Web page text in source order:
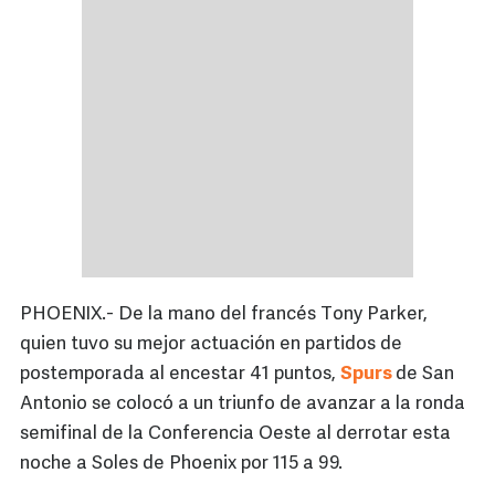
PHOENIX.- De la mano del francés Tony Parker,
quien tuvo su mejor actuación en partidos de
postemporada al encestar 41 puntos, Spurs de San
Antonio se colocó a un triunfo de avanzar a la ronda
semifinal de la Conferencia Oeste al derrotar esta
noche a Soles de Phoenix por 115 a 99.